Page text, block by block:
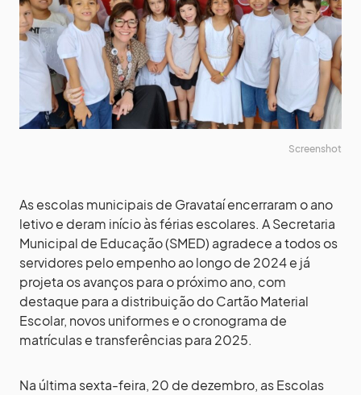
Screenshot
As escolas municipais de Gravataí encerraram o ano
letivo e deram início às férias escolares. A Secretaria
Municipal de Educação (SMED) agradece a todos os
servidores pelo empenho ao longo de 2024 e já
projeta os avanços para o próximo ano, com
destaque para a distribuição do Cartão Material
Escolar, novos uniformes e o cronograma de
matrículas e transferências para 2025.
Na última sexta-feira, 20 de dezembro, as Escolas